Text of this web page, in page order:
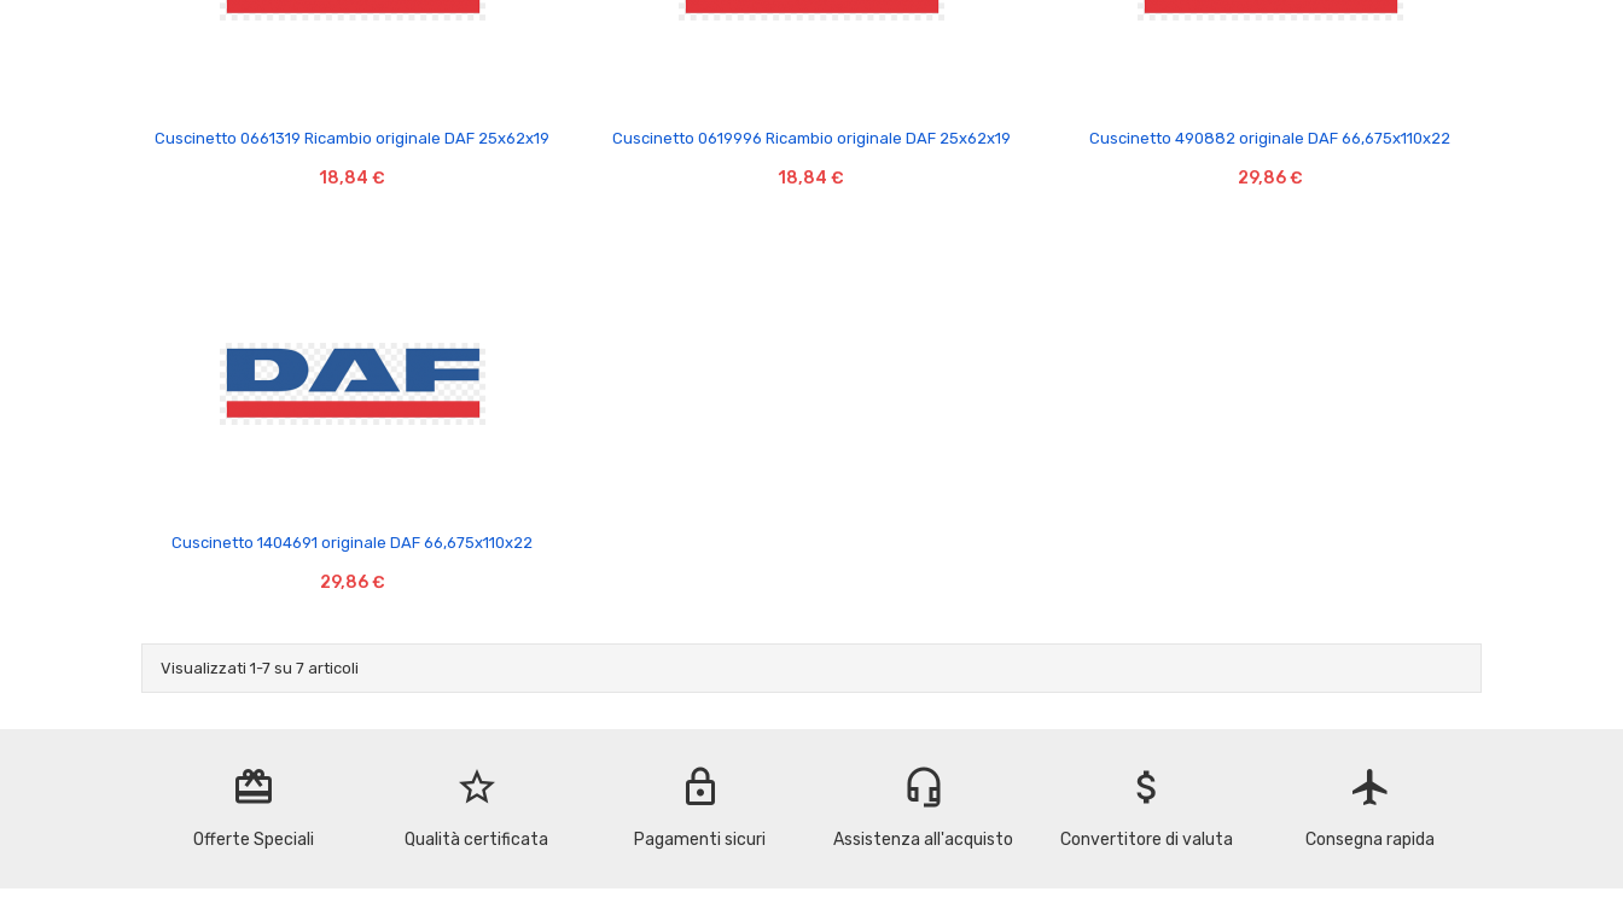

Cuscinetto 0661319 Ricambio originale DAF 25x62x19
18,84 €

Cuscinetto 0619996 Ricambio originale DAF 25x62x19
18,84 €

Cuscinetto 490882 originale DAF 66,675x110x22
29,86 €

Cuscinetto 1404691 originale DAF 66,675x110x22
29,86 €
Visualizzati 1-7 su 7 articoli
redeem
Offerte Speciali
star_border
Qualità certificata
lock
Pagamenti sicuri
headset_mic
Assistenza all'acquisto
attach_money
Convertitore di valuta
flight
Consegna rapida